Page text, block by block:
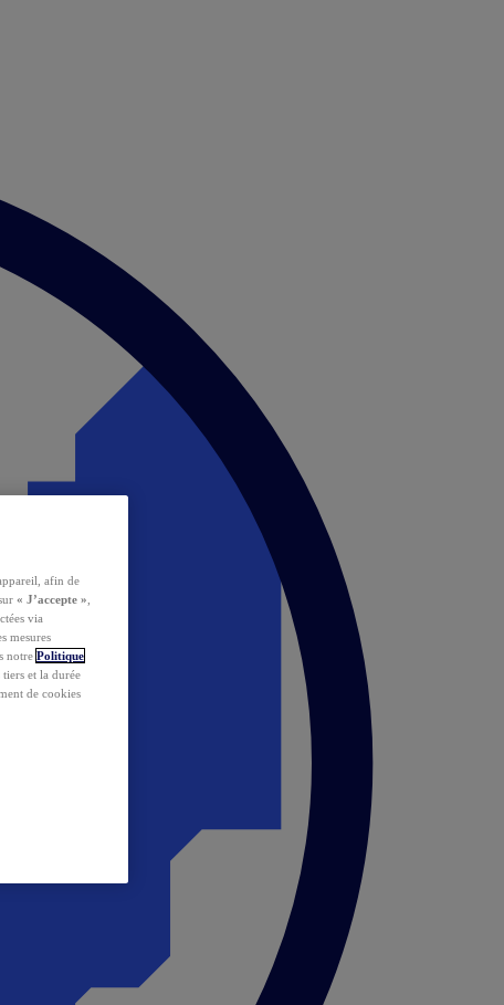
afin de
« J’accepte »
via
mesures
notre Politique
tiers et la durée
de cookies